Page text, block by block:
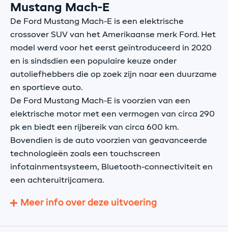
Mustang Mach-E
De Ford Mustang Mach-E is een elektrische
crossover SUV van het Amerikaanse merk Ford. Het
model werd voor het eerst geïntroduceerd in 2020
en is sindsdien een populaire keuze onder
autoliefhebbers die op zoek zijn naar een duurzame
en sportieve auto.
De Ford Mustang Mach-E is voorzien van een
elektrische motor met een vermogen van circa 290
pk en biedt een rijbereik van circa 600 km.
Bovendien is de auto voorzien van geavanceerde
technologieën zoals een touchscreen
infotainmentsysteem, Bluetooth-connectiviteit en
een achteruitrijcamera.
Meer info over deze uitvoering